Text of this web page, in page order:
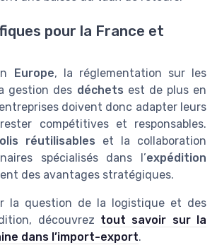
pour la France et
Europe, la réglementation sur les
gestion des déchets est de plus en
doivent donc adapter leurs
compétitives et responsables.
réutilisables et la collaboration
spécialisés dans l’expédition
des avantages stratégiques.
la question de la logistique et des
découvrez tout savoir sur la
dans l’import-export.